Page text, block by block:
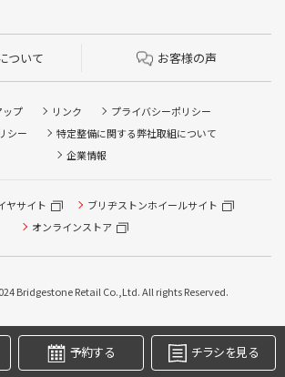
ついて お客様の声
プ リンク
プライバシーポリシー
シー
特定整備に関する弊社取組について
企業情報
ヤサイト
ブリヂストンホイールサイト
オンラインストア
Bridgestone Retail Co.,Ltd. All rights Reserved.
予約する チラシを見る
全点検/タイヤ履き替え/オイル交換/その他
予約
履き替え順番待ち予約 ※クローク契約会員の